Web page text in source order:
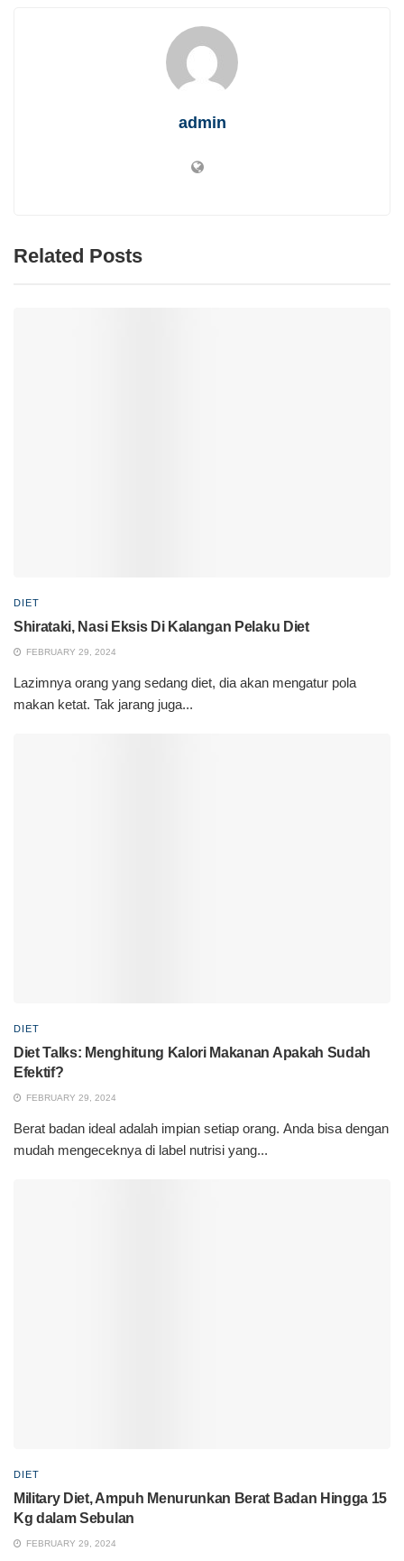
admin
Related Posts
DIET
Shirataki, Nasi Eksis Di Kalangan Pelaku Diet
FEBRUARY 29, 2024
Lazimnya orang yang sedang diet, dia akan mengatur pola
makan ketat. Tak jarang juga...
DIET
Diet Talks: Menghitung Kalori Makanan Apakah Sudah
Efektif?
FEBRUARY 29, 2024
Berat badan ideal adalah impian setiap orang. Anda bisa dengan
mudah mengeceknya di label nutrisi yang...
DIET
Military Diet, Ampuh Menurunkan Berat Badan Hingga 15
Kg dalam Sebulan
FEBRUARY 29, 2024